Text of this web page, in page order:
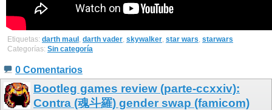
Etiquetas: darth maul darth vader skywalker star wars starwars
Categorías: Sin categoría
0 Comentarios
Bootleg games review (parte-ccxxiv):
Contra (魂斗羅) gender swap (famicom)